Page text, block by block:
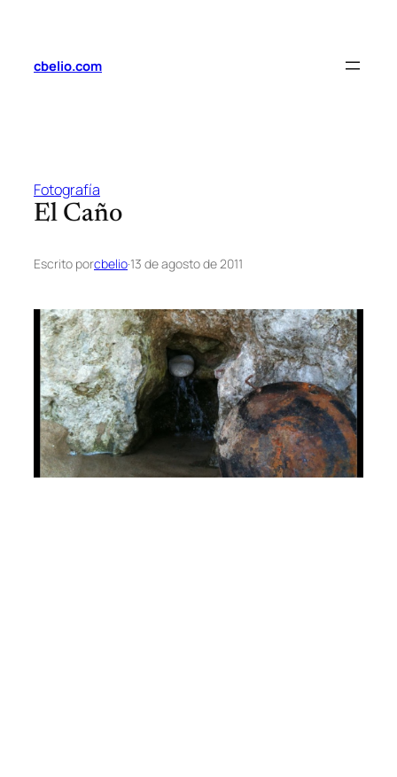
contenido
cbelio.com
Fotografía
El Caño
Escrito porcbelio·13 de agosto de 2011